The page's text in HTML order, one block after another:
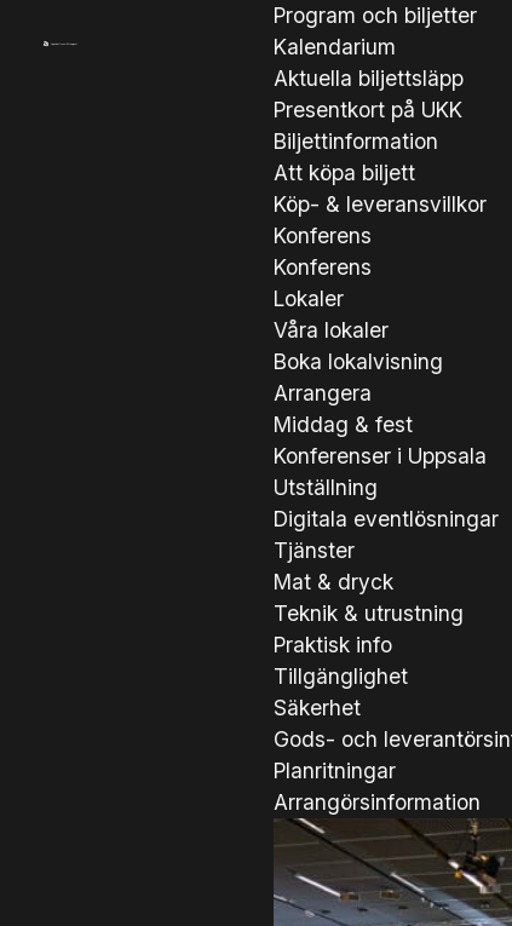
Program och biljetter
Kalendarium
Aktuella biljettsläpp
Presentkort på UKK
Biljettinformation
Att köpa biljett
Köp- & leveransvillkor
Konferens
Konferens
Lokaler
Våra lokaler
Boka lokalvisning
Arrangera
Middag & fest
Konferenser i Uppsala
Utställning
Digitala eventlösningar
Tjänster
Mat & dryck
Teknik & utrustning
Praktisk info
Tillgänglighet
Säkerhet
Gods- och
Planritningar
Arrangörsinformation